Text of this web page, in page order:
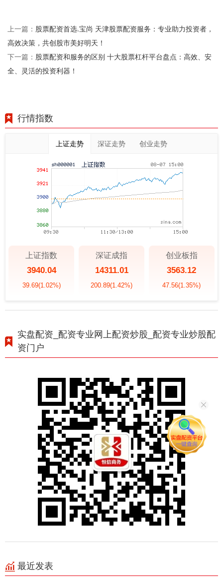
上一篇： 股票配资首选.宝尚 天津股票配资服务：专业助力投资者，
高效决策，共创股市美好明天！
下一篇： 股票配资和服务的区别 十大股票杠杆平台盘点：高效、安
全、灵活的投资利器！
行情指数
上证走势 深证走势 创业走势
上证指数
3940.04
39.69(1.02%)
深证成指
14311.01
200.89(1.42%)
创业板指
3563.12
47.56(1.35%)
实盘配资_配资专业网上配资炒股_配资专业炒股配
资门户
最近发表